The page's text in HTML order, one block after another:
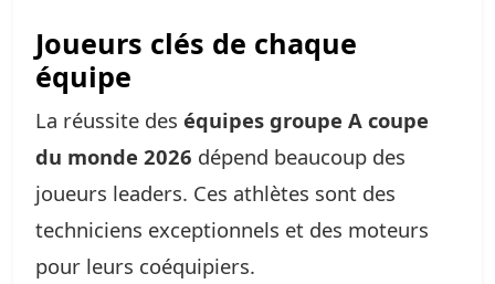
Joueurs clés de chaque
équipe
La réussite des équipes groupe A coupe
du monde 2026 dépend beaucoup des
joueurs leaders. Ces athlètes sont des
techniciens exceptionnels et des moteurs
pour leurs coéquipiers.